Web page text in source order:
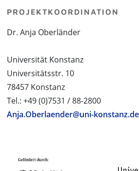
PROJEKTKOORDINATION
Dr. Anja Oberländer
Universität Konstanz
Universitätsstr. 10
78457 Konstanz
Tel.: +49 (0)7531 / 88-2800
Anja.Oberlaender@uni-konstanz.de